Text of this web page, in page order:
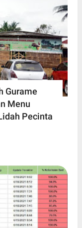
Gurame
Menu
Pecinta